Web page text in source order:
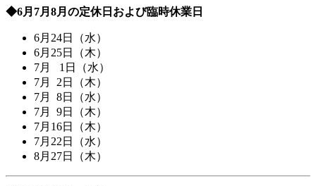
◆6月7月8月の定休日および臨時休業日
6月24日（水）
6月25日（木）
7月 1日（水）
7月 2日（木）
7月 8日（水）
7月 9日（木）
7月16日（木）
7月22日（水）
8月27日（木）